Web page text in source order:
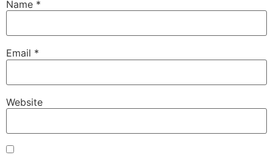
Name *
Email *
Website